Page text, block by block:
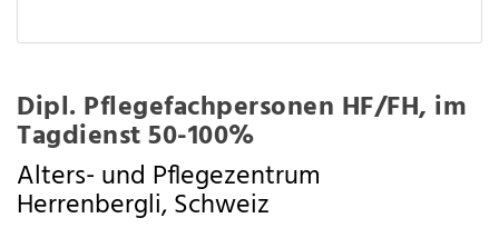
Dipl. Pflegefachpersonen HF/FH, im
Tagdienst 50-100%
Alters- und Pflegezentrum
Herrenbergli, Schweiz